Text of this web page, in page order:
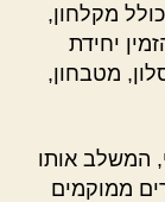
מקלחון,
יחידת
מטבחון,
המשלב אותו
ממוקמים